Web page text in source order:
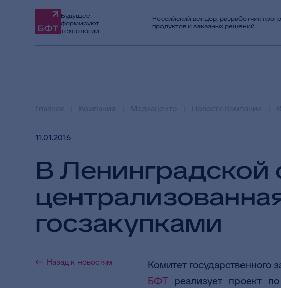
Будущее
формируют
технологии
Российский вендор, разработчик
продуктов и заказных решений
11.01.2016
В Ленинградской
госзакупками
Назад к новостям Комитет государственного
БФТ реализует проект